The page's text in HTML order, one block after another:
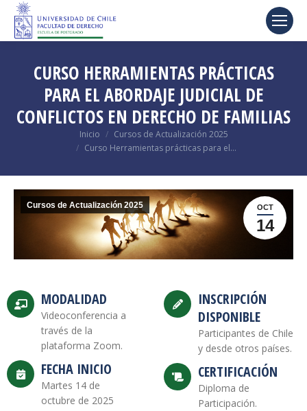
CURSO HERRAMIENTAS PRÁCTICAS
PARA EL ABORDAJE JUDICIAL DE
CONFLICTOS EN DERECHO DE FAMILIAS
Inicio
Cursos de Actualización 2025
Curso Herramientas prácticas para el…
OCT
14
Cursos de Actualización 2025
MODALIDAD
Videoconferencia a
través de la
plataforma Zoom.
FECHA INICIO
Martes 14 de
octubre de 2025
INSCRIPCIÓN
DISPONIBLE
Participantes de Chile
y desde otros países.
CERTIFICACIÓN
Diploma de
Participación.